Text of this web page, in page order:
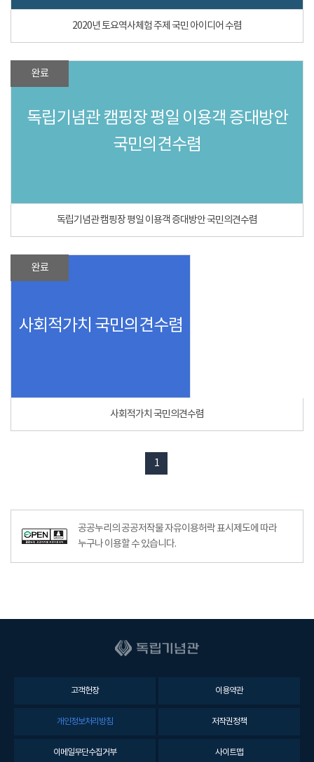
2020년 토요역사체험 주제 국민 아이디어 수렴
완료
독립기념관 캠핑장 평일 이용객 증대방안
국민의견수렴
독립기념관 캠핑장 평일 이용객 증대방안 국민의견수렴
완료
사회적가치 국민의견수렴
사회적가치 국민의견수렴
1
공공누리의 공공저작물 자유이용허락 표시제도에 따라
누구나 이용할 수 있습니다.
고객헌장 이용약관
개인정보처리방침 저작권정책
이메일무단수집거부 사이트맵